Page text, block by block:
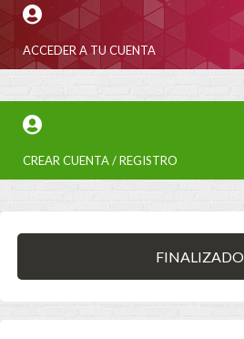
ACCEDER A TU CUENTA
CREAR CUENTA / REGISTRO
FINALIZADO